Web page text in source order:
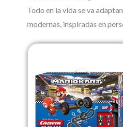
Todo en la vida se va
modernas, inspiradas en